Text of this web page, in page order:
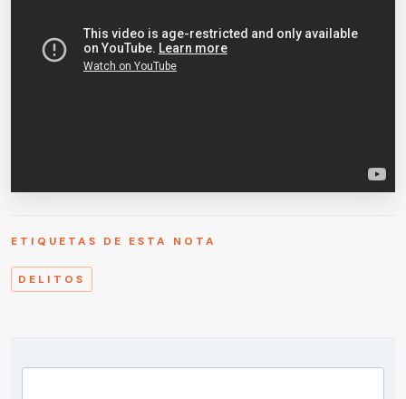
ETIQUETAS DE ESTA NOTA
DELITOS